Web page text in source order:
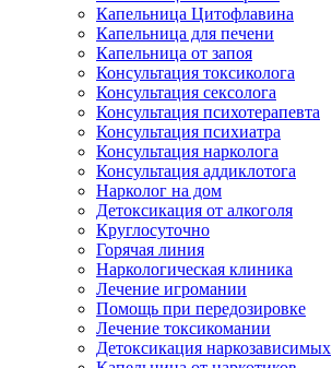
Капельница Цитофлавина
Капельница для печени
Капельница от запоя
Консультация токсиколога
Консультация сексолога
Консультация психотерапевта
Консультация психиатра
Консультация нарколога
Консультация аддиклотога
Нарколог на дом
Детоксикация от алкоголя
Круглосуточно
Горячая линия
Наркологическая клиника
Лечение игромании
Помощь при передозировке
Лечение токсикомании
Детоксикация наркозависимых